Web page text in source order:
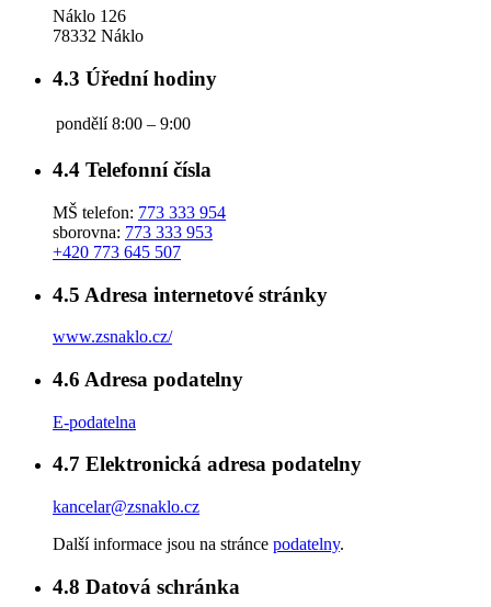
Náklo 126
78332 Náklo
4.3 Úřední hodiny
pondělí 8:00 – 9:00
4.4 Telefonní čísla
MŠ telefon: 773 333 954
sborovna: 773 333 953
+420 773 645 507
4.5 Adresa internetové stránky
www.zsnaklo.cz/
4.6 Adresa podatelny
E-podatelna
4.7 Elektronická adresa podatelny
kancelar@zsnaklo.cz
Další informace jsou na stránce podatelny.
4.8 Datová schránka